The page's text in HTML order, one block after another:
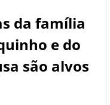
da família
e do
são alvos